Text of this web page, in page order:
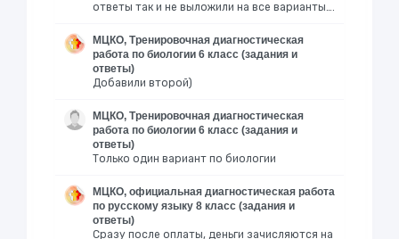
ответы так и не выложили на все варианты….
МЦКО, Тренировочная диагностическая
работа по биологии 6 класс (задания и
ответы)
Добавили второй)
МЦКО, Тренировочная диагностическая
работа по биологии 6 класс (задания и
ответы)
Только один вариант по биологии
МЦКО, официальная диагностическая работа
по русскому языку 8 класс (задания и
ответы)
Сразу после оплаты, деньги зачисляются на